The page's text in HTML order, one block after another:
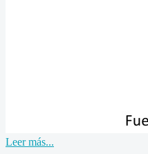
Leer más...